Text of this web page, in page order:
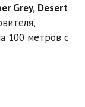
Grey, Desert
100 метров с